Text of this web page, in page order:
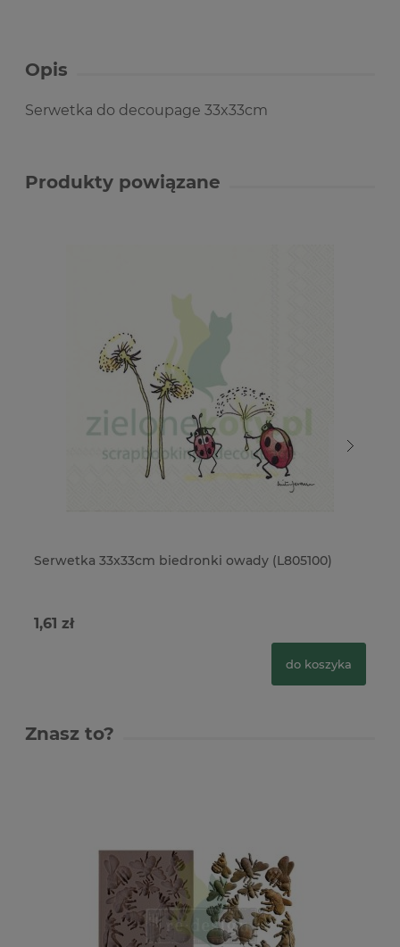
Opis
Serwetka do decoupage 33x33cm
Produkty powiązane
Serwetka 33x33cm biedronki owady (L805100)
1,61 zł
do koszyka
Znasz to?